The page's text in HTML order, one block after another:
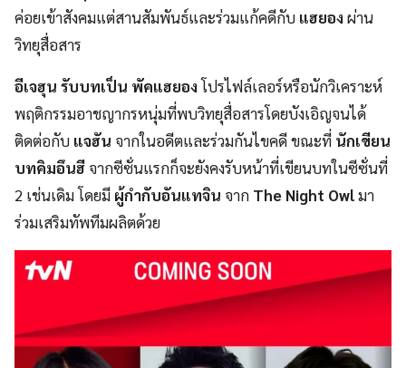
ค่อยเข้าสังคมแต่สานสัมพันธ์และร่วมแก้คดีกับ แฮยองผ่าน
วิทยุสื่อสาร
อีเจฮุน รับบทเป็น พัคแฮยองโปรไฟล์เลอร์หรือนักวิเคราะห์
พฤติกรรมอาชญากรหนุ่มที่พบวิทยุสื่อสารโดยบังเอิญจนได้
ติดต่อกับ แจฮัน จากในอดีตและร่วมกันไขคดี ขณะที่ นักเขียน
บทคิมอึนฮี จากซีซั่นแรกก็จะยังคงรับหน้าที่เขียนบทในซีซั่นที่
2 เช่นเดิม โดยมี ผู้กำกับอันแทจิน จาก The Night Owlมา
ร่วมเสริมทัพทีมผลิตด้วย